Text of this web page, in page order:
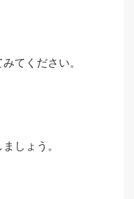
てください。
しょう。